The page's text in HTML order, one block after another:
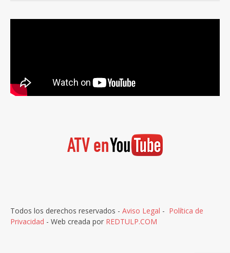
Todos los derechos reservados - Aviso Legal - Política de
Privacidad - Web creada por REDTULP.COM